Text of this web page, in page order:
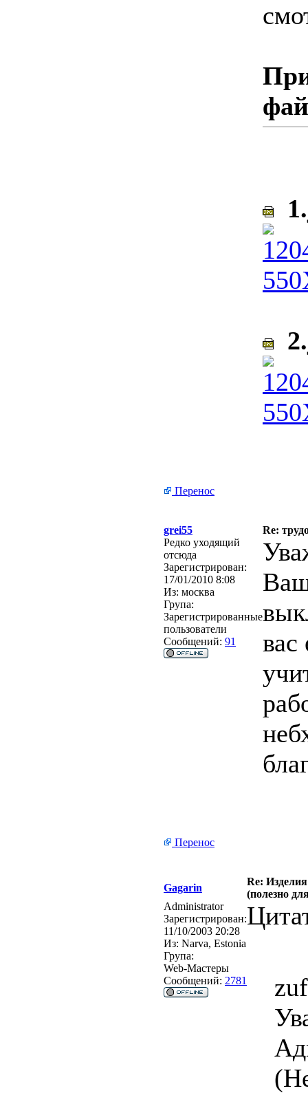
Перенос
grei55
Re:
Редко уходящий
отсюда
Зарегистрирован:
17/01/2010 8:08
Из: москва
Група:
Зарегистрированные
пользователи
Сообщений: 91
вас
Перенос
Gagarin
Re:
(полезно
Administrator
Зарегистрирован:
11/10/2003 20:28
Из: Narva, Estonia
Група:
Web-Мастеры
Сообщений: 2781